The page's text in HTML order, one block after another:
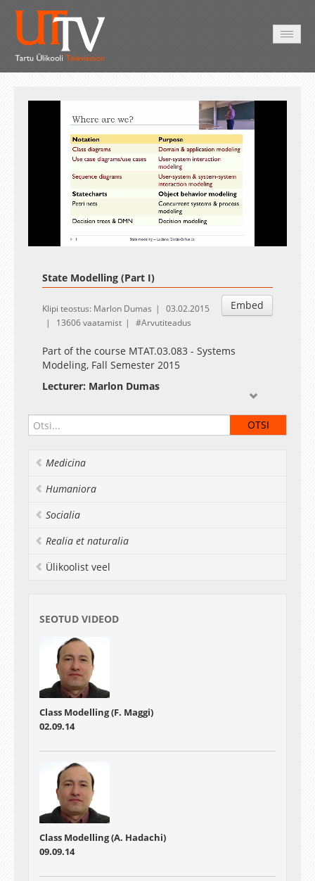
Unmute Esituskiirused
State Modelling (Part I)
Embed
Klipi teostus: Marlon Dumas
03.02.2015
13606 vaatamist
Arvutiteadus
Part of the course MTAT.03.083 - Systems
Modeling, Fall Semester 2015
Lecturer: Marlon Dumas
Medicina
Humaniora
Socialia
Realia et naturalia
Ülikoolist veel
SEOTUD VIDEOD
Class Modelling (F. Maggi)
02.09.14
Class Modelling (A. Hadachi)
09.09.14